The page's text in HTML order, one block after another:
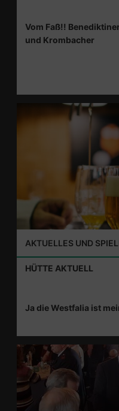
Vom Faß!!
und Krombacher
AKTUELLES UND
HÜTTE AKTUELL
Ja die Westfalia ist